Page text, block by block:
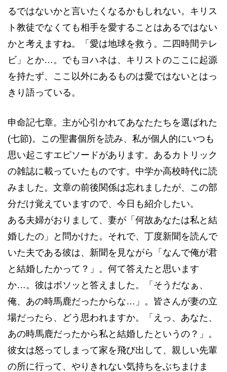
るではないかと言いたくなるかもしれない。キリス
ト教徒でなくても相手を愛することはあるではない
かと考えますね。「愛は地球を救う。二四時間テレ
ビ」とか…。でもヨハネは、キリストのここに起源
を持たず、ここ以外にあるものは愛ではないとはっ
きり語っている。
申命記七章。主が心引かれてあなたたちを選ばれた
(七節)。この聖書個所を読み、私が個人的にいつも
思い起こすエピソードがあります。あるカトリック
の雑誌に載っていたものです。中学か高校時代に読
みました。文章の前後関係は忘れましたが、この部
分だけ覚えていますので、今日も紹介したい。
ある夫婦がおりまして、妻が「何故あなたは私と結
婚したの」と問かけた。それで、丁度新聞を読んで
いた夫である彼は、新聞を見ながら「なんで俺が君
と結婚したかって？」。何て答えたと思います
か…。彼はボソッと答えました。「そうだなぁ、
俺、あの時馬鹿だったからな…」。皆さんが妻の立
場だったら、どう思われますか。「えっ、あなた、
あの時馬鹿だったから私と結婚したというの？」。
彼女は怒ってしまって家を飛び出して、親しい先輩
の所に行って、やりきれない気持ちをぶちまけま